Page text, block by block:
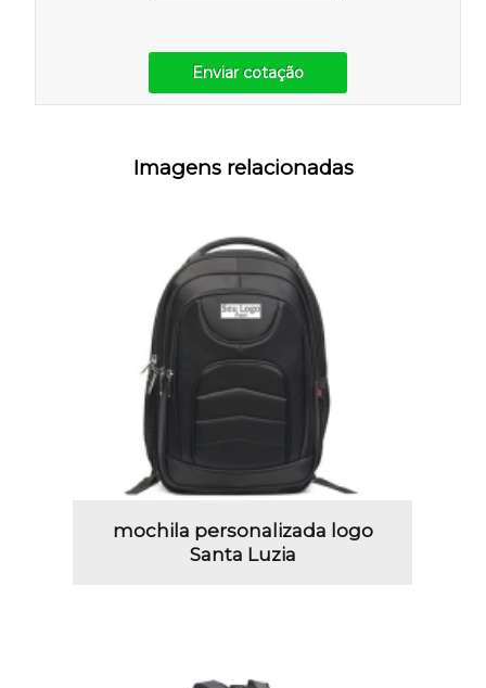
Enviar cotação
Imagens relacionadas
mochila personalizada logo
Santa Luzia